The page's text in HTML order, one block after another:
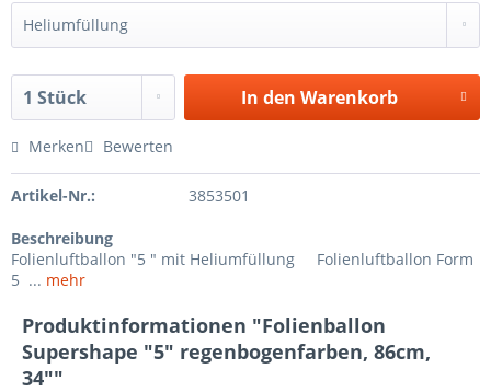
In den Warenkorb
Merken Bewerten
Artikel-Nr.: 3853501
Beschreibung
Folienluftballon "5 " mit Heliumfüllung Folienluftballon Form
5 ... mehr
Produktinformationen "Folienballon
Supershape "5" regenbogenfarben, 86cm,
34""